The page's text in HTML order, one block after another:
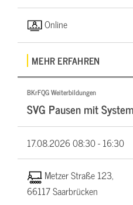
Online
MEHR ERFAHREN
BKrFQG Weiterbildungen
SVG Pausen mit
17.08.202608:30 - 16:30
Metzer Straße 123,
66117 Saarbrücken